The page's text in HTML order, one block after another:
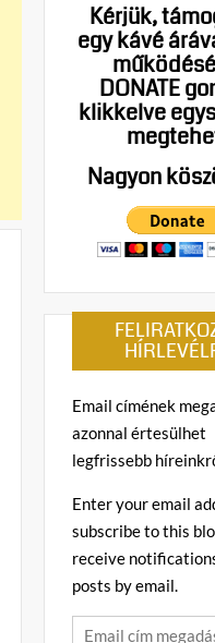
Kérjük,
egy kávé
DONATE
klikkelve
Nagyon
Email címének
azonnal értesülhet
legfrissebb
Enter your email
subscribe to this
receive
posts by email.
Email